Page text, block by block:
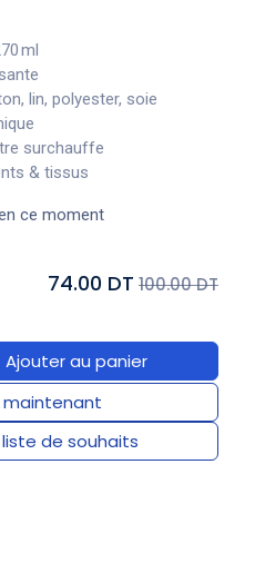
ml
lin, polyester, soie
surchauffe
& tissus
ce moment
Ajouter au panier
de souhaits
74.00 DT 100.00 DT